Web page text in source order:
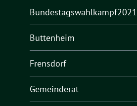
Bundestagswahlkampf2021
Buttenheim
Frensdorf
Gemeinderat